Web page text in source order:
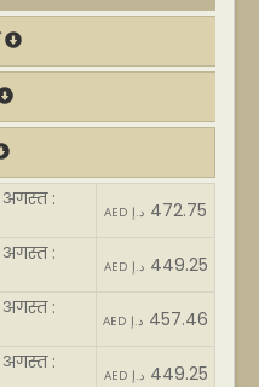
:
AED د.إ 472.75
:
AED د.إ 449.25
:
AED د.إ 457.46
:
AED د.إ 449.25